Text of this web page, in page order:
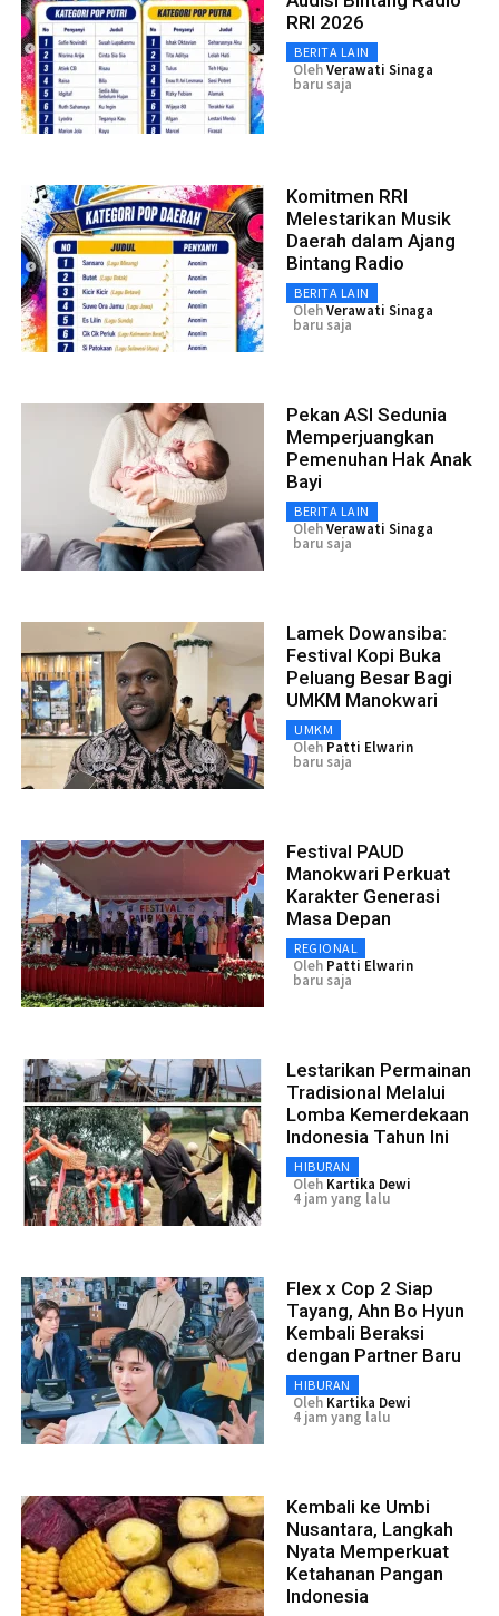
RRI 2026
BERITA LAIN
OlehVerawati Sinaga
baru saja
Komitmen RRI
Melestarikan Musik
Daerah dalam Ajang
Bintang Radio
BERITA LAIN
OlehVerawati Sinaga
baru saja
Pekan ASI Sedunia
Memperjuangkan
Pemenuhan Hak Anak
Bayi
BERITA LAIN
OlehVerawati Sinaga
baru saja
Lamek Dowansiba:
Festival Kopi Buka
Peluang Besar Bagi
UMKM Manokwari
UMKM
Oleh Patti Elwarin
baru saja
Festival PAUD
Manokwari Perkuat
Karakter Generasi
Masa Depan
REGIONAL
Oleh Patti Elwarin
baru saja
Lestarikan Permainan
Tradisional Melalui
Lomba Kemerdekaan
Indonesia Tahun Ini
HIBURAN
Oleh Kartika Dewi
4 jam yang lalu
Flex x Cop 2 Siap
Tayang, Ahn Bo Hyun
Kembali Beraksi
dengan Partner Baru
HIBURAN
Oleh Kartika Dewi
4 jam yang lalu
Kembali ke Umbi
Nusantara, Langkah
Nyata Memperkuat
Ketahanan Pangan
Indonesia